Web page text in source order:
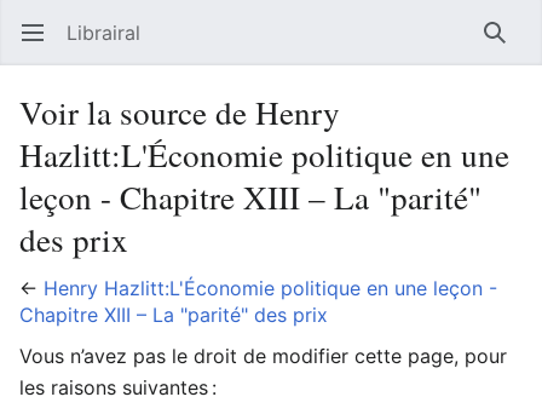
Ouvrir le menu principal Librairal
Voir la source de Henry
Hazlitt:L'Économie politique en une
leçon - Chapitre XIII – La "parité"
des prix
← Henry Hazlitt:L'Économie politique en une leçon -
Chapitre XIII – La "parité" des prix
Vous n’avez pas le droit de modifier cette page, pour
les raisons suivantes :